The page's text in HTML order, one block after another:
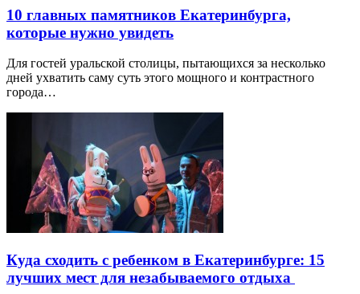
10 главных памятников Екатеринбурга,
которые нужно увидеть
Для гостей уральской столицы, пытающихся за несколько
дней ухватить саму суть этого мощного и контрастного
города…
Куда сходить с ребенком в Екатеринбурге: 15
лучших мест для незабываемого отдыха